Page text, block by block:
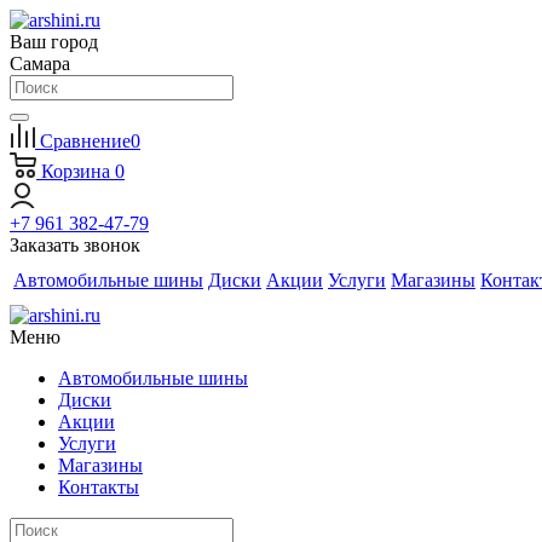
Ваш город
Самара
Сравнение0
Корзина 0
+7 961 382-47-79
Заказать звонок
Автомобильные шины Диски Акции Услуги Магазины
Меню
Автомобильные шины
Диски
Акции
Услуги
Магазины
Контакты